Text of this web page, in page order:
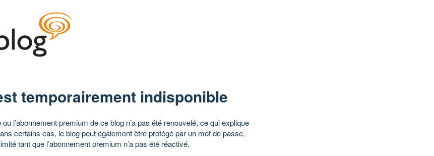
temporairement indisponible
l’abonnement premium de ce blog n’a pas été renouvelé, ce qui explique
certains cas, le blog peut également être protégé par un mot de passe,
tant que l’abonnement premium n’a pas été réactivé.